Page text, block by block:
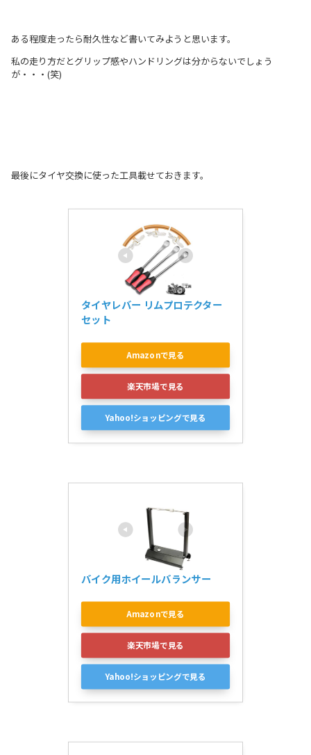
ある程度走ったら耐久性など書いてみようと思います。
私の走り方だとグリップ感やハンドリングは分からないでしょう
が・・・(笑)
最後にタイヤ交換に使った工具載せておきます。
タイヤレバー リムプロテクター
セット
Amazonで見る
楽天市場で見る
Yahoo!ショッピングで見る
バイク用ホイールバランサー
Amazonで見る
楽天市場で見る
Yahoo!ショッピングで見る